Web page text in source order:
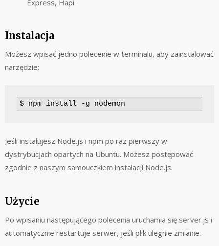
Express, Hapi.
Instalacja
Możesz wpisać jedno polecenie w terminalu, aby zainstalować
narzędzie:
$ npm install -g nodemon
Jeśli instalujesz Node.js i npm po raz pierwszy w
dystrybucjach opartych na Ubuntu. Możesz postępować
zgodnie z naszym samouczkiem instalacji Node.js.
Użycie
Po wpisaniu następującego polecenia uruchamia się server.js i
automatycznie restartuje serwer, jeśli plik ulegnie zmianie.